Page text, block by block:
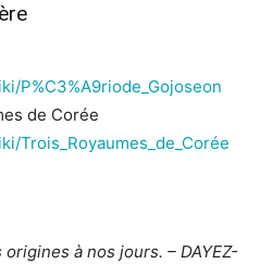
P%C3%A9riode_Gojoseon
de Corée
Trois_Royaumes_de_Corée
à nos jours. – DAYEZ-